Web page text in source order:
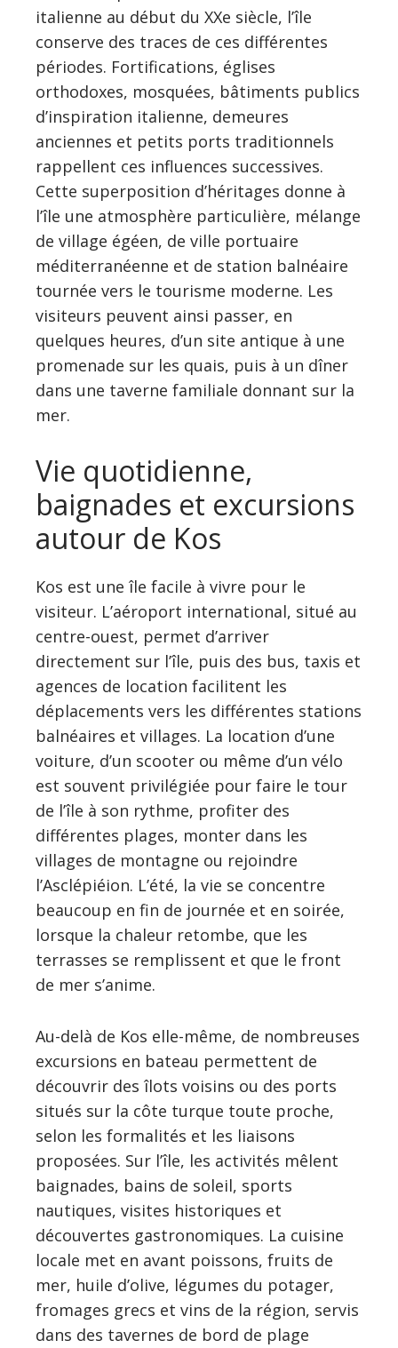
italienne au début du XXe siècle, l’île
conserve des traces de ces différentes
périodes. Fortifications, églises
orthodoxes, mosquées, bâtiments publics
d’inspiration italienne, demeures
anciennes et petits ports traditionnels
rappellent ces influences successives.
Cette superposition d’héritages donne à
l’île une atmosphère particulière, mélange
de village égéen, de ville portuaire
méditerranéenne et de station balnéaire
tournée vers le tourisme moderne. Les
visiteurs peuvent ainsi passer, en
quelques heures, d’un site antique à une
promenade sur les quais, puis à un dîner
dans une taverne familiale donnant sur la
mer.
Vie quotidienne,
baignades et excursions
autour de Kos
Kos est une île facile à vivre pour le
visiteur. L’aéroport international, situé au
centre-ouest, permet d’arriver
directement sur l’île, puis des bus, taxis et
agences de location facilitent les
déplacements vers les différentes stations
balnéaires et villages. La location d’une
voiture, d’un scooter ou même d’un vélo
est souvent privilégiée pour faire le tour
de l’île à son rythme, profiter des
différentes plages, monter dans les
villages de montagne ou rejoindre
l’Asclépiéion. L’été, la vie se concentre
beaucoup en fin de journée et en soirée,
lorsque la chaleur retombe, que les
terrasses se remplissent et que le front
de mer s’anime.
Au-delà de Kos elle-même, de nombreuses
excursions en bateau permettent de
découvrir des îlots voisins ou des ports
situés sur la côte turque toute proche,
selon les formalités et les liaisons
proposées. Sur l’île, les activités mêlent
baignades, bains de soleil, sports
nautiques, visites historiques et
découvertes gastronomiques. La cuisine
locale met en avant poissons, fruits de
mer, huile d’olive, légumes du potager,
fromages grecs et vins de la région, servis
dans des tavernes de bord de plage